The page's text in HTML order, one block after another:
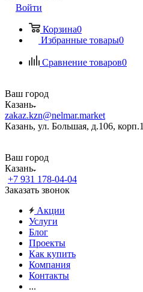
Войти
Корзина0
Избранные товары0
Сравнение товаров0
Ваш город
Казань
zakaz.kzn@nelmar.market
Казань, ул. Большая, д.106, корп.1
Ваш город
Казань
+7 931 178-04-04
Заказать звонок
Акции
Услуги
Блог
Проекты
Как купить
Компания
Контакты
...